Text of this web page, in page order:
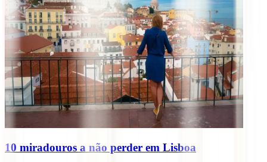
10 miradouros a não perder em Lisboa